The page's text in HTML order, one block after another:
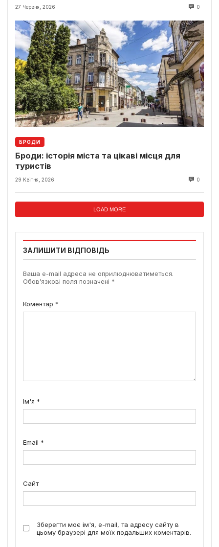
27 Червня, 2026 0
БРОДИ
Броди: історія міста та цікаві місця для
туристів
29 Квітня, 2026 0
LOAD MORE
ЗАЛИШИТИ ВІДПОВІДЬ
Ваша e-mail адреса не оприлюднюватиметься.
Обов’язкові поля позначені *
Коментар *
Ім'я *
Email *
Сайт
Зберегти моє ім'я, e-mail, та адресу сайту в
цьому браузері для моїх подальших коментарів.